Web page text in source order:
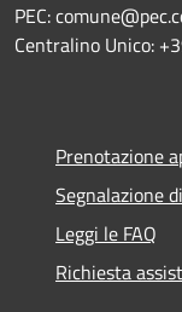
PEC:
Centralino Unico:
Prenotazione
Segnalazione
Leggi le FAQ
Richiesta